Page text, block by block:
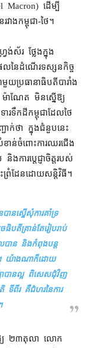
Macron) ដើម្បី​
វាង​កម្ពុជា​-​ថៃ។
ង់ស័រ ថ្លែង​ក្នុង​
ល​នៃ​ដំណើរ​ទស្សនកិច្ច​
ប្រធានាធិបតី​បារាំង​
ណែត មិន​ស្នើ​ឱ្យ​
ារ​ទឹកដី​កម្ពុជា​ដែល​ថៃ​
ាក់​ថា ក្នុង​ជំនួប​នេះ​
ន់​ចំពោះ​ការ​ឈរជើង​
ការ​ប្ដេជ្ញាចិត្ត​របស់​
ព្រំដែន​ដោយ​សន្តិវិធី។
ន​ស្នើសុំ​ការ​គាំទ្រ​
តី​គ្រាន់តែ​រៀបរាប់​
បាន និង​កំពុង​បន្ត​
ៃ​។ យ៉ាងណាក៏ដោយ
ា​បាន​ល្អ ពិសេស​ជុំវិញ​
តិ ទីពីរ គឺ​ជំហរ​នៃ​ការ​
ាជ្យ ២៣​តុលា លោក